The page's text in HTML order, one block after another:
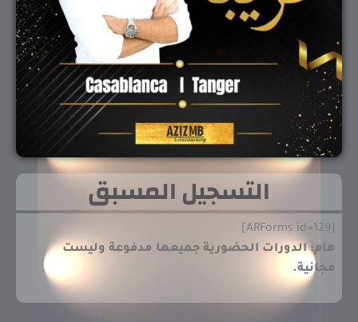
التسجيل المسبق
[ARForms id=129]
هام: الدورات الحضورية جميعها مدفوعة وليست
مجانية.